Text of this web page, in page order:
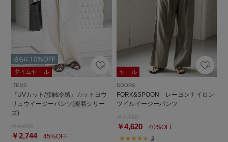
ITEMS
『UVカット/接触冷感』カットヨウ
リュウイージーパンツ(楽着シリー
ズ)
￥2,74445%OFF
DOORS
FORK&SPOON レーヨンナイロン
ツイルイージーパンツ
￥4,62040%OFF
3